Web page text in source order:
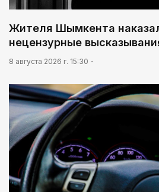
Мой Абай
Жителя Шымкента
нецензурные
8 августа 2026 г. 15:30